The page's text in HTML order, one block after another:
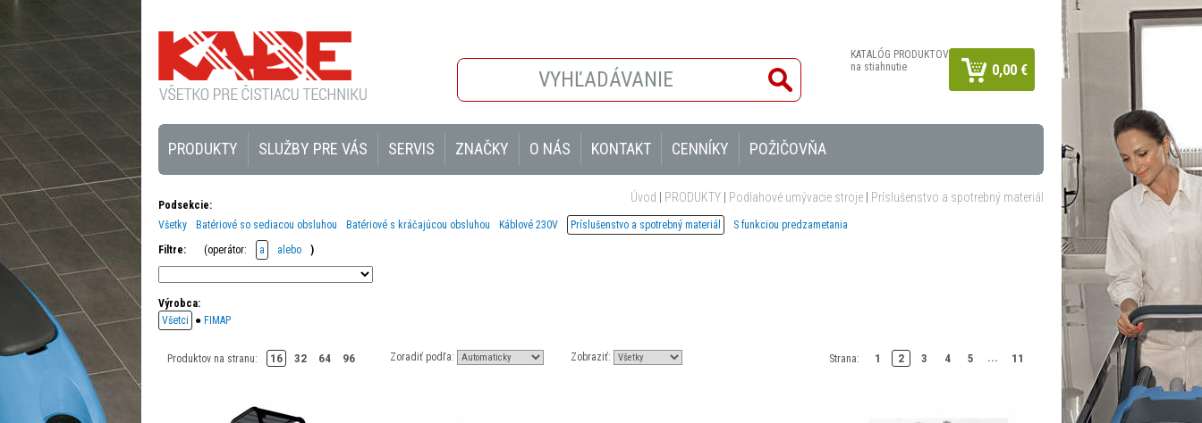
KATALÓG PRODUKTOV
na stiahnutie
0,00 €
PRODUKTY SLUŽBY PRE VÁS SERVIS ZNAČKY O NÁS KONTAKT CENNÍKY POŽIČOVŇA
Úvod PRODUKTY Podlahové umývacie stroje Príslušenstvo a spotrebný materiál
Podsekcie:
Všetky
Batériové so sediacou obsluhou Batériové s kráčajúcou obsluhou Káblové 230V Príslušenstvo a spotrebný materiál
S funkciou predzametania
Filtre:
(operátor: a alebo )
Výrobca:
Všetci
● FIMAP
Produktov na stranu: 16 32 64 96 Zoradiť podľa: Zobraziť: 1 2 3 4 5 ... 11
Strana: